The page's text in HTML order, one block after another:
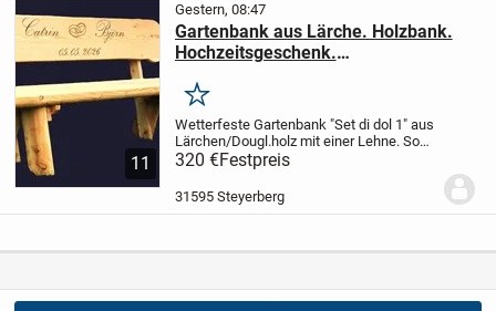
11
Gestern, 08:47
Gartenbank aus Lärche. Holzbank.
Hochzeitsgeschenk.
Merken
Wetterfeste Gartenbank "Set di dol 1" aus
Lärchen/Dougl.holz mit einer Lehne. So
eine solide Sitzbank aus massivem
Lärchen/Dougl.holz gehört einfach in
jeden Garten. Mit ihrem zeitlosen
Sprossen-De...
320 €Festpreis
31595 Steyerberg